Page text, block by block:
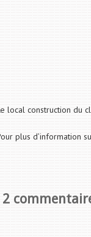
local construction du
plus d’information
2